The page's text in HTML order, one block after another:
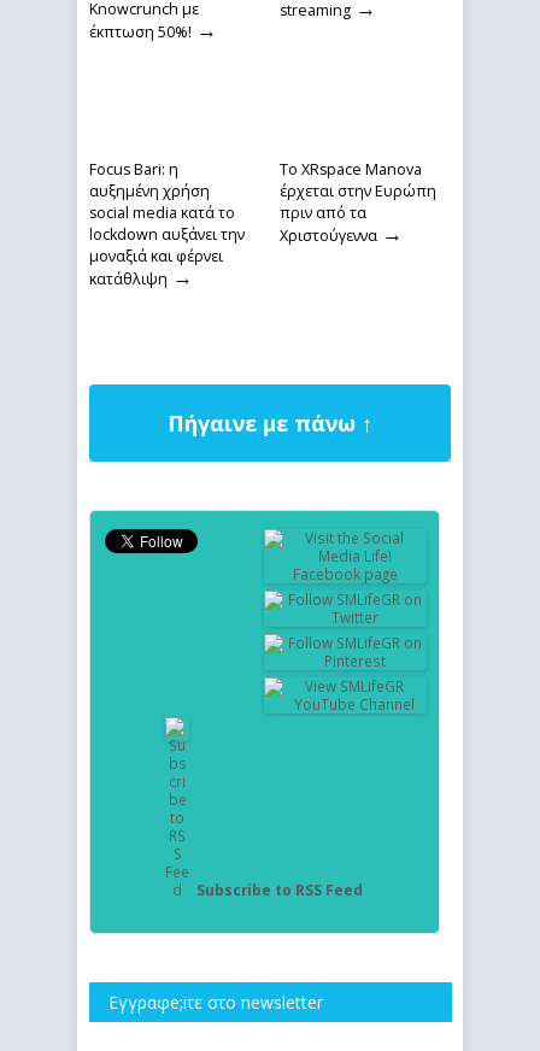
Knowcrunch με
έκπτωση 50%! →
streaming →
Focus Bari: η
αυξημένη χρήση
social media κατά το
lockdown αυξάνει την
μοναξιά και φέρνει
κατάθλιψη →
Το XRspace Manova
έρχεται στην Ευρώπη
πριν από τα
Χριστούγεννα →
Πήγαινε με πάνω ↑
Subscribe to RSS Feed
Εγγραφe;iτε στο newsletter